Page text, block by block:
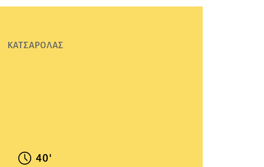
ΚΑΤΣΑΡΟΛΑΣ
40'